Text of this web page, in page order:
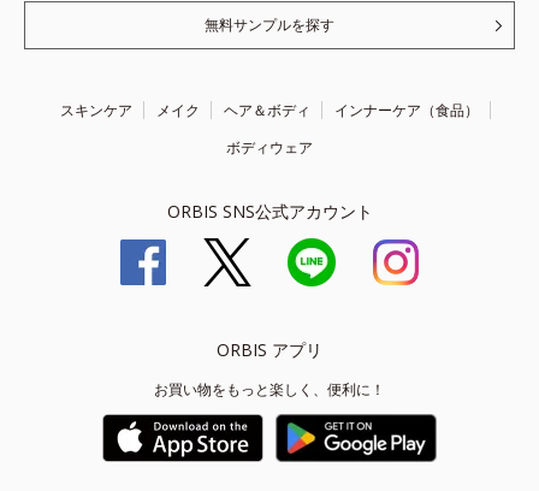
無料サンプルを探す
スキンケア メイク ヘア＆ボディ
インナーケア（食品）
ボディウェア
ORBIS SNS公式アカウント
ORBIS アプリ
お買い物をもっと楽しく、便利に！